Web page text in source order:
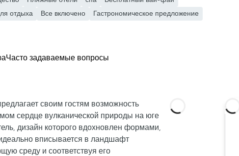
отдыха Все включено Гастрономическое предложение
Часто задаваемые вопросы
своим гостям возможность
сердце вулканической природы на юге
дизайн которого вдохновлен формами,
вписывается в ландшафт
среду и соответствуя его